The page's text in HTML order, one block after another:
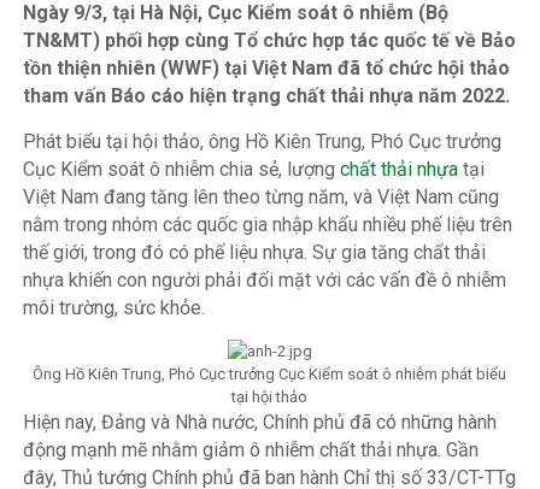
Ngày 9/3, tại Hà Nội, Cục Kiểm soát ô nhiễm (Bộ
TN&MT) phối hợp cùng Tổ chức hợp tác quốc tế về Bảo
tồn thiện nhiên (WWF) tại Việt Nam đã tổ chức hội thảo
tham vấn Báo cáo hiện trạng chất thải nhựa năm 2022.
Phát biểu tại hội thảo, ông Hồ Kiên Trung, Phó Cục trưởng
Cục Kiểm soát ô nhiễm chia sẻ, lượngchất thải nhựa tại
Việt Nam đang tăng lên theo từng năm, và Việt Nam cũng
nằm trong nhóm các quốc gia nhập khẩu nhiều phế liệu trên
thế giới, trong đó có phế liệu nhựa. Sự gia tăng chất thải
nhựa khiến con người phải đối mặt với các vấn đề ô nhiễm
môi trường, sức khỏe.
Ông Hồ Kiên Trung, Phó Cục trưởng Cục Kiểm soát ô nhiễm phát biểu
tại hội thảo
Hiện nay, Đảng và Nhà nước, Chính phủ đã có những hành
động mạnh mẽ nhằm giảm ô nhiễm chất thải nhựa. Gần
đây, Thủ tướng Chính phủ đã ban hành Chỉ thị số 33/CT-TTg